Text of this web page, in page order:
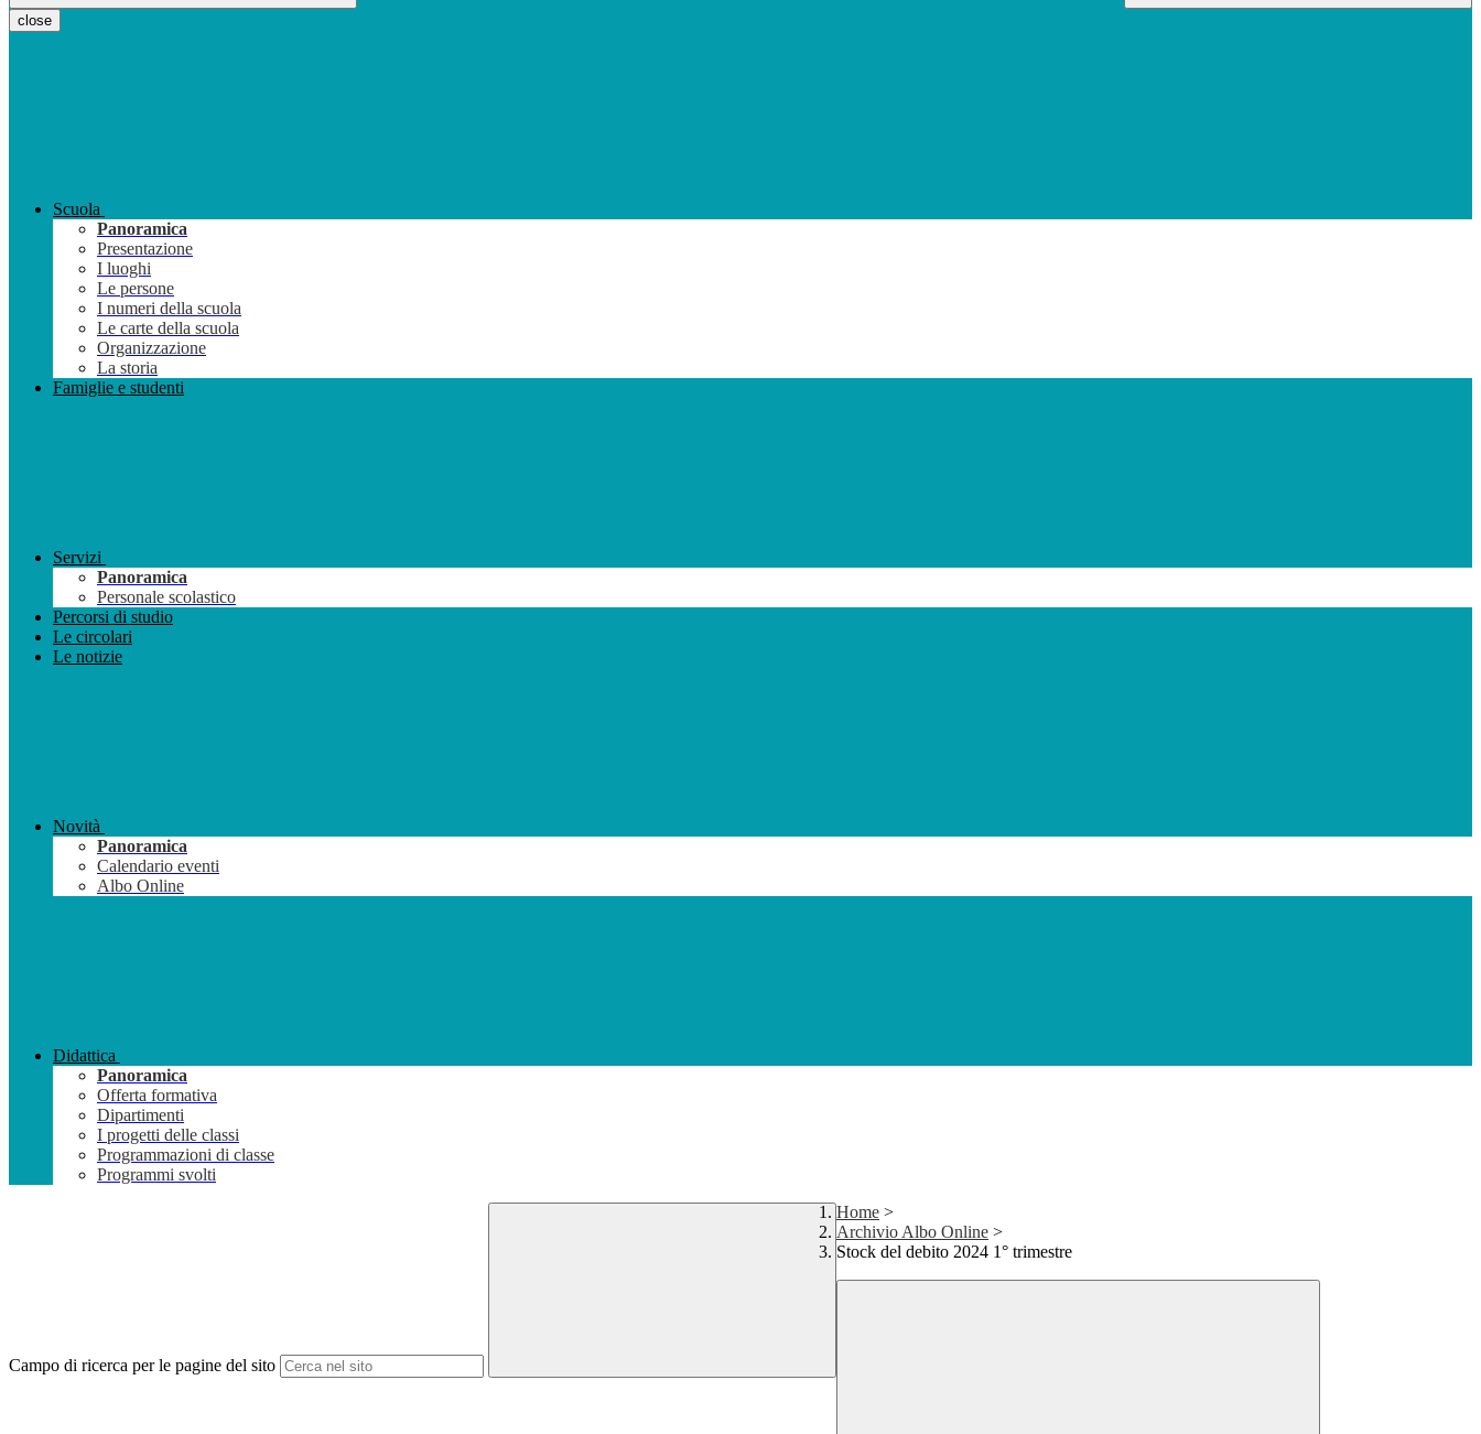
close
Scuola
Panoramica
Presentazione
I luoghi
Le persone
I numeri della scuola
Le carte della scuola
Organizzazione
La storia
Famiglie e studenti
Servizi
Panoramica
Personale scolastico
Percorsi di studio
Le circolari
Le notizie
Novità
Panoramica
Calendario eventi
Albo Online
Didattica
Panoramica
Offerta formativa
Dipartimenti
I progetti delle classi
Programmazioni di classe
Programmi svolti
Campo di ricerca per le pagine del sito
Home >
Archivio Albo Online >
Stock del debito 2024 1° trimestre